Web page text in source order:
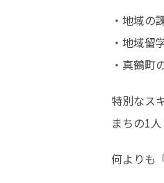
・地域の
・地域留
・真鶴町
特別なス
まちの1
何よりも